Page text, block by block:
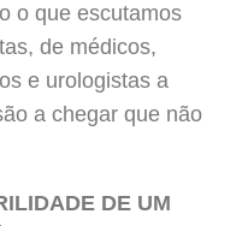
o que escutamos
de médicos,
e urologistas a
a chegar que não
DE UM